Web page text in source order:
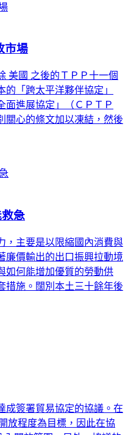
市場
美國 之後的ＴＰＰ十一個
「跨太平洋夥伴協定」
面進展協定」（ＣＰＴＰ
關心的條文加以凍結，然後
急
，主要是以限縮國內消費與
廉價輸出的出口振興拉動境
如何能增加優質的勞動供
措施。闊別本土三十餘年後
成簽署貿易協定的協議。在
放程度為目標，因此在協